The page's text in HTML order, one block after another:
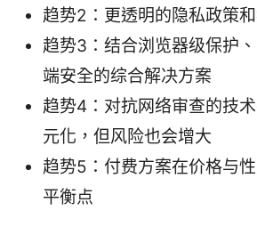
趋势2：更透明的隐私政策
趋势3：结合浏览器级保护
端安全的综合解决方案
趋势4：对抗网络审查的技
元化，但风险也会增大
趋势5：付费方案在价格与
平衡点